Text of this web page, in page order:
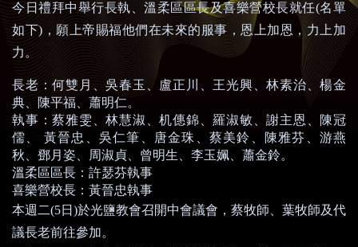
今日禮拜中舉行長執、溫柔區區長及喜樂營校長就任(名單
如下) ，願上帝賜福他們在未來的服事，恩上加恩，力上加
力。
長老：何雙月、吳春玉、盧正川、王光興、林素治、楊金
典、
陳平福、蕭明仁。
執事：蔡雅雯、林慧淑、机僡錦、羅淑敏、謝主恩、陳冠
儒、
黃晉忠、吳仁筆、唐金珠、蔡美鈴、陳雅芬、游燕
秋、 鄧月姿、周淑貞、曾明生、李玉姵、蕭金鈴。
溫柔區區長：許瑟芬執事
喜樂營校長：黃晉忠執事
本週二(5日 )於光鹽教會召開中會議會，蔡牧師、葉牧師及代
議長老前往參加。